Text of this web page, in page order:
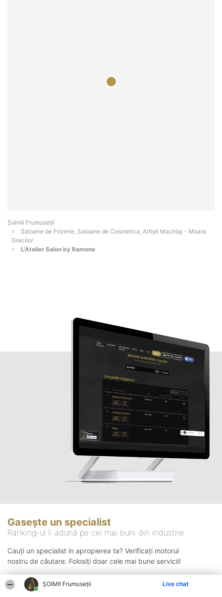
ȘOIMII Frumuseții Live chat
Șoimii Frumuseții
Saloane de Frizerie, Saloane de Cosmetica, Artiști Machiaj - Moara
Grecilor
L'Atelier Salon by Ramona
Gasește un specialist
Ranking-ul îi adună pe cei mai buni din industrie
Cauți un specialist in apropierea ta? Verificați motorul
nostru de căutare. Folosiți doar cele mai bune servicii!